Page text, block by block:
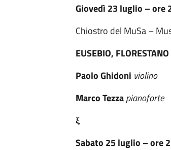
Giovedì 23 luglio – ore
Chiostro del MuSa –
EUSEBIO,
Paolo Ghidoni violino
Marco Tezzapianoforte
ξ
Sabato 25 luglio – ore